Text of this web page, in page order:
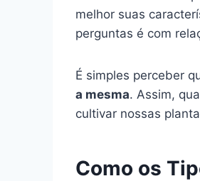
melhor suas
perguntas é com
É simples perceber
a mesma. Assim,
cultivar nossas
Como os